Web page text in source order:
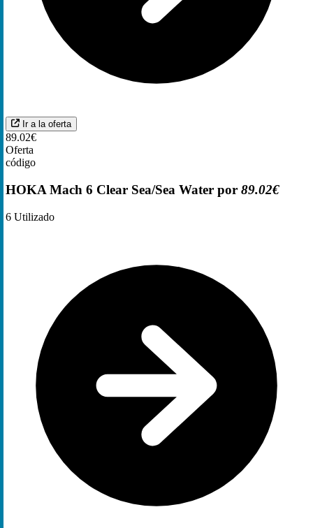
Ir a la oferta
89.02€
Oferta
código
HOKA Mach 6 Clear Sea/Sea Water por 89.02€
6 Utilizado